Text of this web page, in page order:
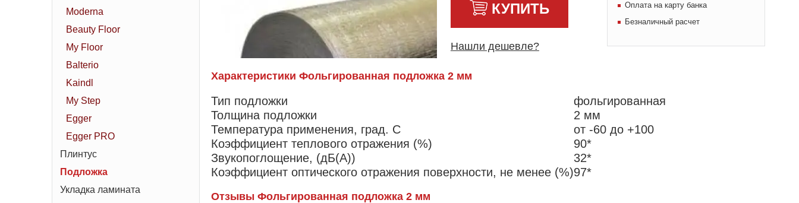
Moderna
Beauty Floor
My Floor
Balterio
Kaindl
My Step
Egger
Egger PRO
Плинтус
Подложка
Укладка ламината
КУПИТЬ
Нашли дешевле?
Оплата на карту банка
Безналичный расчет
Характеристики Фольгированная подложка 2 мм
Тип подложки
фольгированная
Толщина подложки
2 мм
Температура применения, град. C
от -60 до +100
Коэффициент теплового отражения (%)
90*
Звукопоглощение, (дБ(А))
32*
Коэффициент оптического отражения поверхности, не менее (%)97*
Отзывы Фольгированная подложка 2 мм